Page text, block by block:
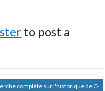
to post a
complète sur l'historique de C-